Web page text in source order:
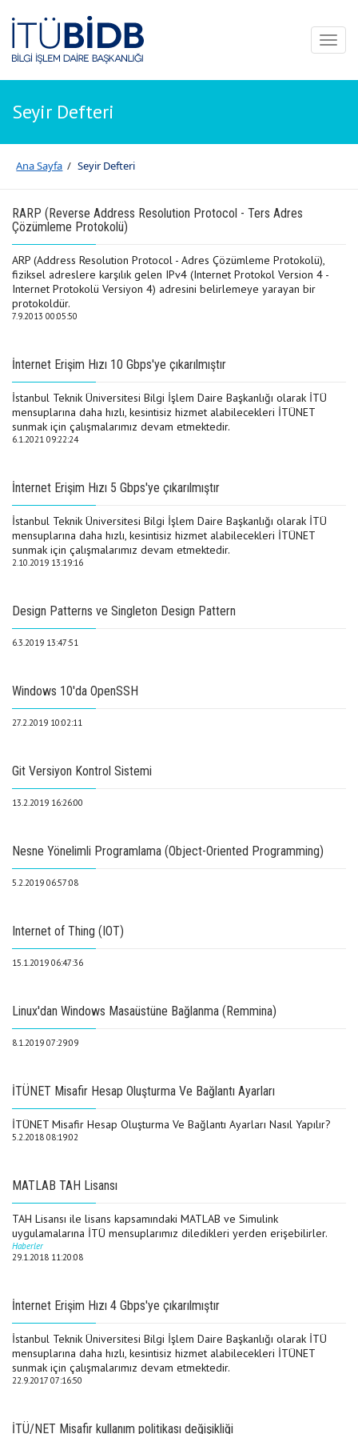
Seyir Defteri
Ana Sayfa / Seyir Defteri
RARP (Reverse Address Resolution Protocol - Ters Adres
Çözümleme Protokolü)
ARP (Address Resolution Protocol - Adres Çözümleme Protokolü),
fiziksel adreslere karşılık gelen IPv4 (Internet Protokol Version 4 -
Internet Protokolü Versiyon 4) adresini belirlemeye yarayan bir
protokoldür.
7.9.2013 00:05:50
İnternet Erişim Hızı 10 Gbps'ye çıkarılmıştır
İstanbul Teknik Üniversitesi Bilgi İşlem Daire Başkanlığı olarak İTÜ
mensuplarına daha hızlı, kesintisiz hizmet alabilecekleri İTÜNET
sunmak için çalışmalarımız devam etmektedir.
6.1.2021 09:22:24
İnternet Erişim Hızı 5 Gbps'ye çıkarılmıştır
İstanbul Teknik Üniversitesi Bilgi İşlem Daire Başkanlığı olarak İTÜ
mensuplarına daha hızlı, kesintisiz hizmet alabilecekleri İTÜNET
sunmak için çalışmalarımız devam etmektedir.
2.10.2019 13:19:16
Design Patterns ve Singleton Design Pattern
6.3.2019 13:47:51
Windows 10'da OpenSSH
27.2.2019 10:02:11
Git Versiyon Kontrol Sistemi
13.2.2019 16:26:00
Nesne Yönelimli Programlama (Object-Oriented Programming)
5.2.2019 06:57:08
Internet of Thing (IOT)
15.1.2019 06:47:36
Linux'dan Windows Masaüstüne Bağlanma (Remmina)
8.1.2019 07:29:09
İTÜNET Misafir Hesap Oluşturma Ve Bağlantı Ayarları
İTÜNET Misafir Hesap Oluşturma Ve Bağlantı Ayarları Nasıl Yapılır?
5.2.2018 08:19:02
MATLAB TAH Lisansı
TAH Lisansı ile lisans kapsamındaki MATLAB ve Simulink
uygulamalarına İTÜ mensuplarımız diledikleri yerden erişebilirler.
Haberler
29.1.2018 11:20:08
İnternet Erişim Hızı 4 Gbps'ye çıkarılmıştır
İstanbul Teknik Üniversitesi Bilgi İşlem Daire Başkanlığı olarak İTÜ
mensuplarına daha hızlı, kesintisiz hizmet alabilecekleri İTÜNET
sunmak için çalışmalarımız devam etmektedir.
22.9.2017 07:16:50
İTÜ/NET Misafir kullanım politikası değişikliği